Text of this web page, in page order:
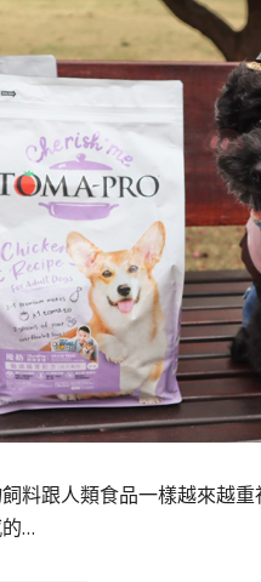
料跟人類食品一樣越來越
…